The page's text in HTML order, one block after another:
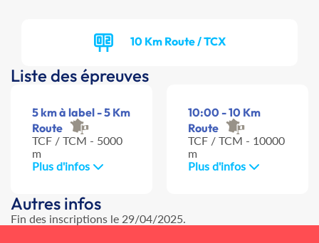
10 Km Route / TCX
Liste des épreuves
5 km à label - 5 Km
Route
TCF / TCM - 5000
m
Plus d'infos
10:00 - 10 Km
Route
TCF / TCM - 10000
m
Plus d'infos
Autres infos
Fin des inscriptions le 29/04/2025.